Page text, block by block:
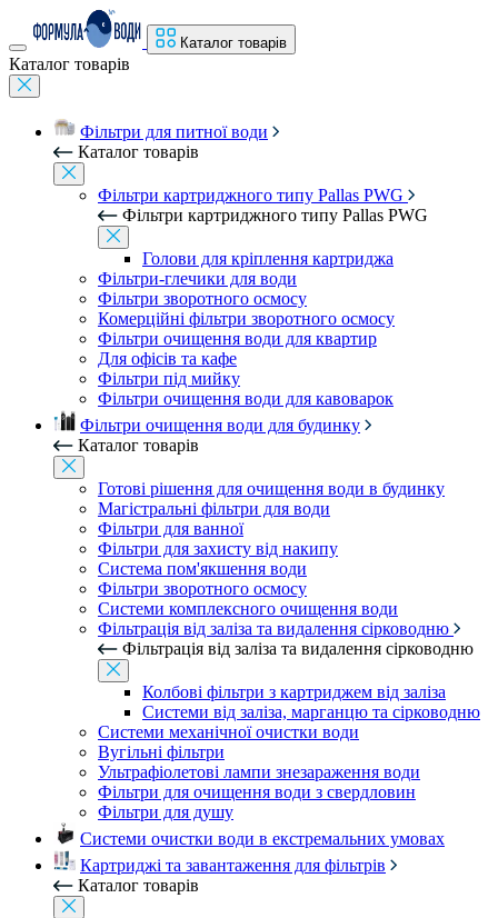
Каталог товарів
Каталог товарів
Фільтри для питної води
Каталог товарів
Фільтри картриджного типу Pallas PWG
Фільтри картриджного типу Pallas PWG
Голови для кріплення картриджа
Фільтри-глечики для води
Фільтри зворотного осмосу
Комерційні фільтри зворотного осмосу
Фільтри очищення води для квартир
Для офісів та кафе
Фільтри під мийку
Фільтри очищення води для кавоварок
Фільтри очищення води для будинку
Каталог товарів
Готові рішення для очищення води в будинку
Магістральні фільтри для води
Фільтри для ванної
Фільтри для захисту від накипу
Система пом'якшення води
Фільтри зворотного осмосу
Системи комплексного очищення води
Фільтрація від заліза та видалення сірководню
Фільтрація від заліза та видалення сірководню
Колбові фільтри з картриджем від заліза
Системи від заліза, марганцю та сірководню
Системи механічної очистки води
Вугільні фільтри
Ультрафіолетові лампи знезараження води
Фільтри для очищення води з свердловин
Фільтри для душу
Системи очистки води в екстремальних умовах
Картриджі та завантаження для фільтрів
Каталог товарів